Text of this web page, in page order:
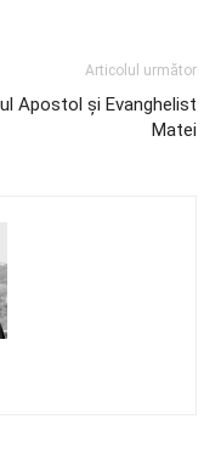
Articolul următor
Apostol şi Evanghelist
Matei